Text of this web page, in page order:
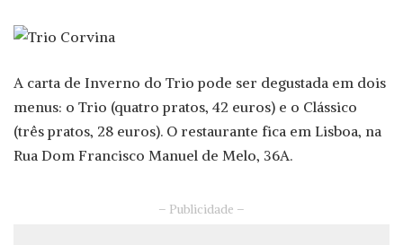
A carta de Inverno do Trio pode ser degustada em dois
menus: o Trio (quatro pratos, 42 euros) e o Clássico
(três pratos, 28 euros). O restaurante fica em Lisboa, na
Rua Dom Francisco Manuel de Melo, 36A.
– Publicidade –